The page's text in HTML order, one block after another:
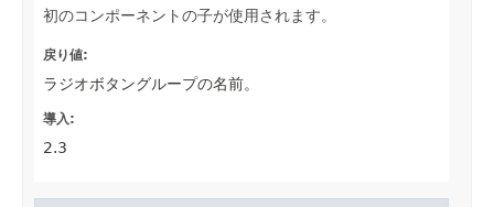
初のコンポーネントの子が使用されます。
戻り値:
ラジオボタングループの名前。
導入:
2.3